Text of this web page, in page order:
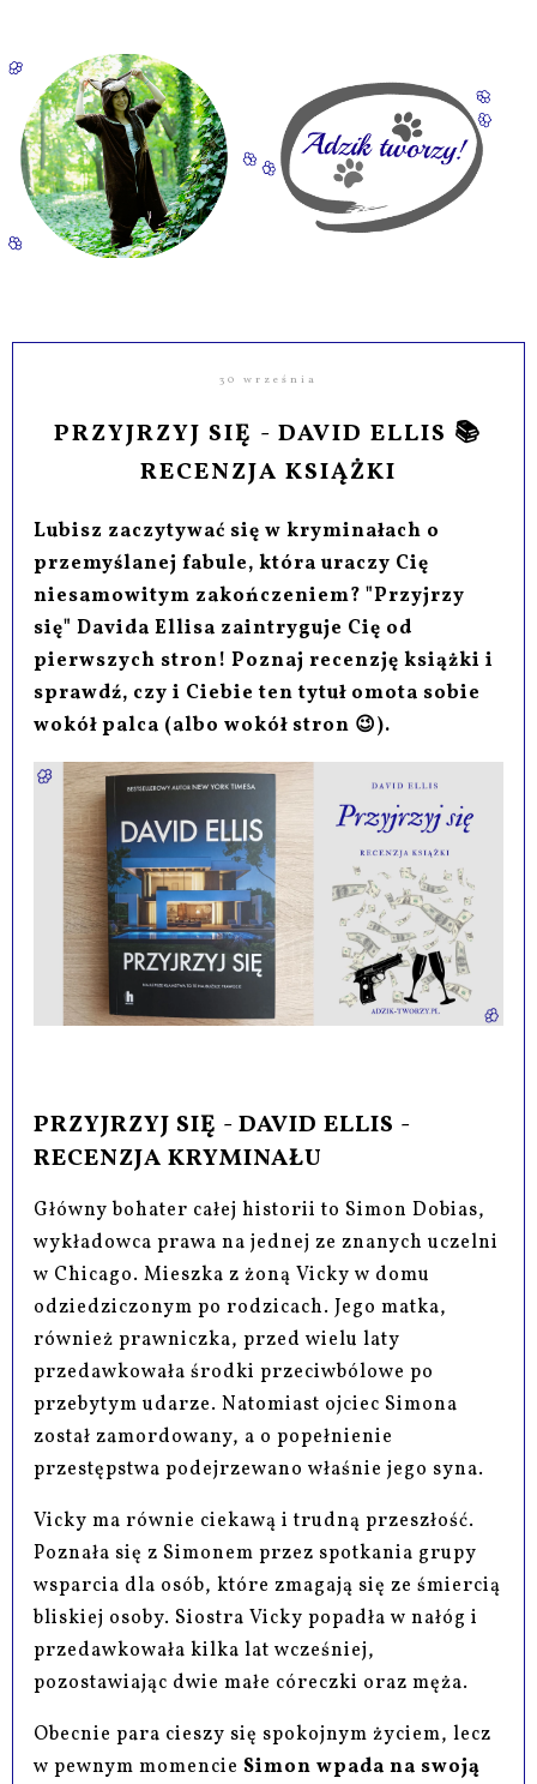
30 września
PRZYJRZYJ SIĘ - DAVID ELLIS 📚
RECENZJA KSIĄŻKI
Lubisz zaczytywać się w kryminałach o
przemyślanej fabule, która uraczy Cię
niesamowitym zakończeniem? "Przyjrzy
się" Davida Ellisa zaintryguje Cię od
pierwszych stron! Poznaj recenzję książki i
sprawdź, czy i Ciebie ten tytuł omota sobie
wokół palca (albo wokół stron 😉).
PRZYJRZYJ SIĘ - DAVID ELLIS -
RECENZJA KRYMINAŁU
Główny bohater całej historii to Simon Dobias,
wykładowca prawa na jednej ze znanych uczelni
w Chicago. Mieszka z żoną Vicky w domu
odziedziczonym po rodzicach. Jego matka,
również prawniczka, przed wielu laty
przedawkowała środki przeciwbólowe po
przebytym udarze. Natomiast ojciec Simona
został zamordowany, a o popełnienie
przestępstwa podejrzewano właśnie jego syna.
Vicky ma równie ciekawą i trudną przeszłość.
Poznała się z Simonem przez spotkania grupy
wsparcia dla osób, które zmagają się ze śmiercią
bliskiej osoby. Siostra Vicky popadła w nałóg i
przedawkowała kilka lat wcześniej,
pozostawiając dwie małe córeczki oraz męża.
Obecnie para cieszy się spokojnym życiem, lecz
w pewnym momencieSimon wpada na swoją